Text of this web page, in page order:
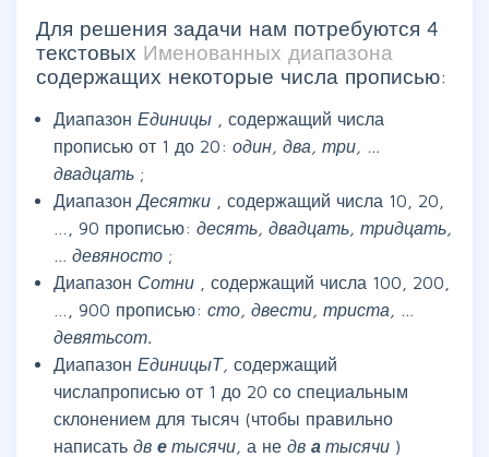
Для решения задачи нам потребуются 4
текстовых Именованных диапазона
содержащих некоторые числа прописью:
Диапазон Единицы
, содержащий числа
прописью от 1 до 20: один, два, три, …
двадцать ;
ДиапазонДесятки
, содержащий числа 10, 20,
…, 90 прописью: десять, двадцать, тридцать,
… девяносто ;
Диапазон Сотни
, содержащий числа 100, 200,
…, 900 прописью: сто, двести, триста, …
девятьсот.
Диапазон ЕдиницыТ, содержащий
числапрописью от 1 до 20 со специальным
склонением для тысяч (чтобы правильно
написать дв е тысячи, а не дв а тысячи )